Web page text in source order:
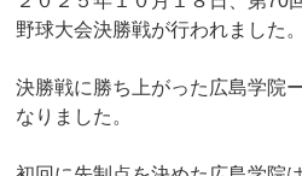
野球大会決勝戦が行われました。
決勝戦に勝ち上がった広島学院
なりました。